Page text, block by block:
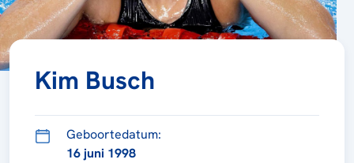
Kim Busch
Geboortedatum:
16 juni 1998